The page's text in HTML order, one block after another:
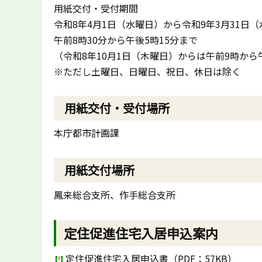
用紙交付・受付期間
令和8年4月1日（水曜日）から令和9年3月31日（
午前8時30分から午後5時15分まで
（令和8年10月1日（木曜日）からは午前9時から
※ただし土曜日、日曜日、祝日、休日は除く
用紙交付・受付場所
本庁都市計画課
用紙交付場所
鳳来総合支所、作手総合支所
定住促進住宅入居申込案内
定住促進住宅入居申込書（PDF：57KB）